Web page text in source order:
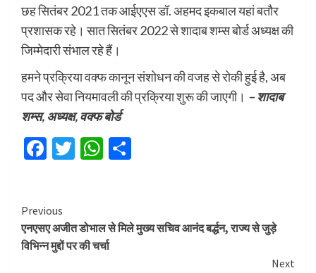
छह सितंबर 2021 तक आईएएस डॉ. अहमद इकबाल यहां बतौर
प्रशासक रहे। सात सितंबर 2022 से शादाब शम्स बोर्ड अध्यक्ष की
जिम्मेदारी संभाल रहे हैं।
हमने प्रक्रिया वक्फ कानून संशोधन की वजह से रोकी हुई है, अब
पद और सेवा नियमावली की प्रक्रिया शुरू की जाएगी। – शादाब
शम्स, अध्यक्ष, वक्फ बोर्ड
Facebook
TwitterWhatsApp
Continue
Reading
Previous
एनएसए अजीत डोभाल से मिले मुख्य सचिव आनंद बर्द्धन, राज्य से जुड़े
विभिन्न मुद्दों पर की चर्चा
Next